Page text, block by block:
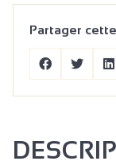
Partager